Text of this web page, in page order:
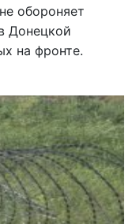
обороняет
Донецкой
на фронте.